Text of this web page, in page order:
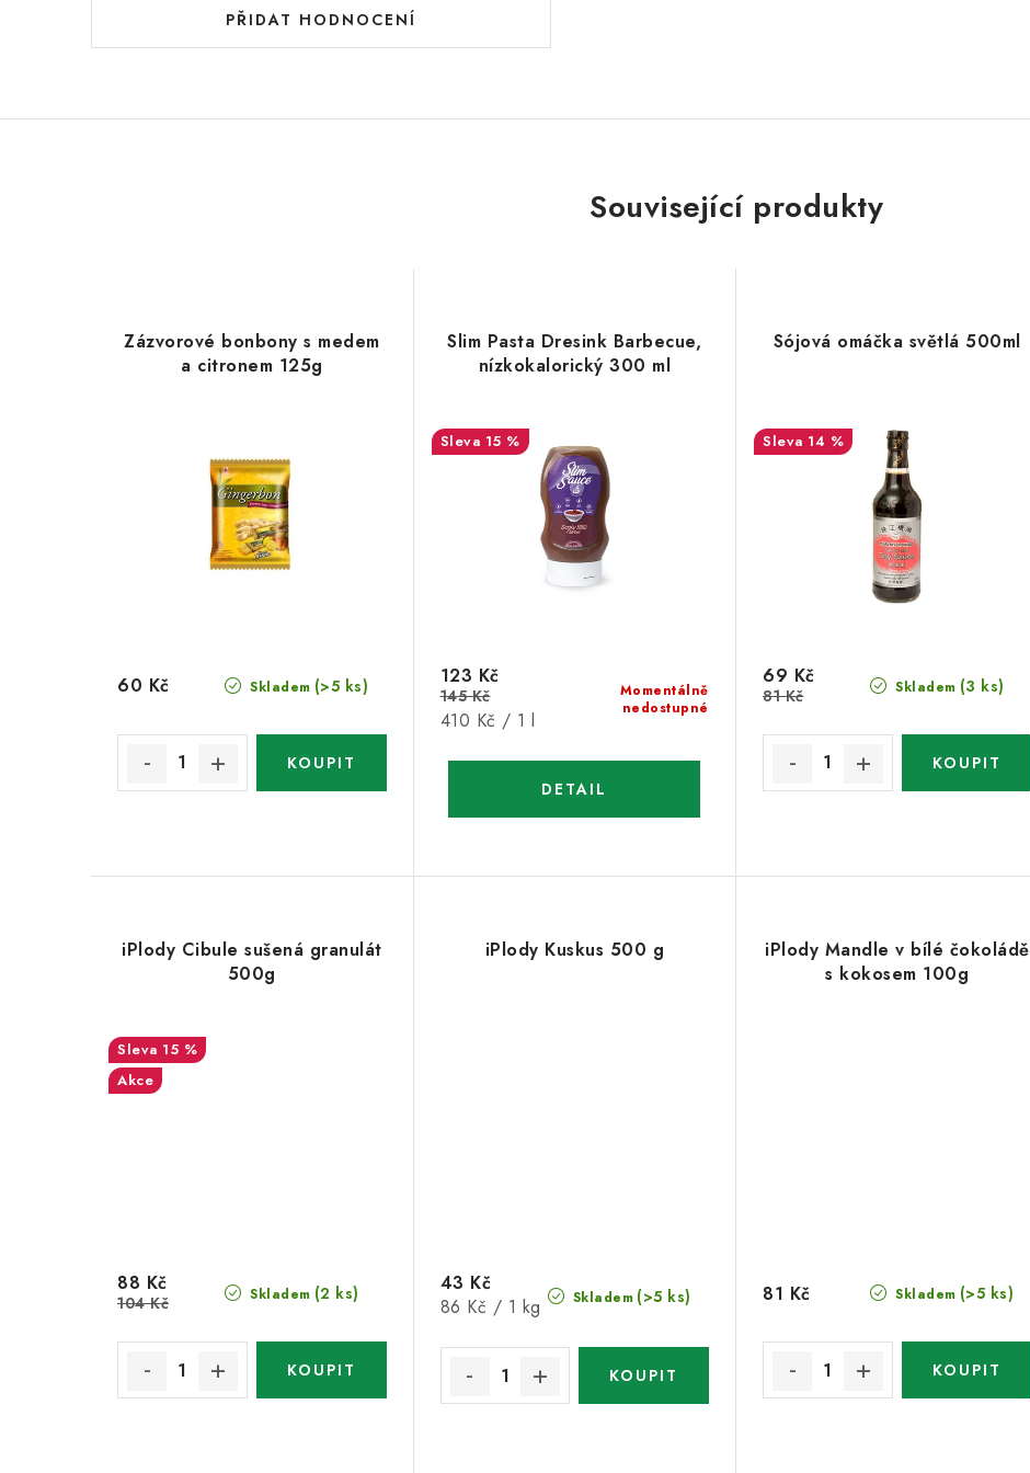
PŘIDAT HODNOCENÍ
Související produkty
Zázvorové bonbony s medem
a citronem 125g
Skladem (>5 ks)
60 Kč
Slim Pasta Dresink Barbecue,
nízkokalorický 300 ml
15 %
Momentálně
nedostupné
123 Kč
145 Kč
Měrná
410 Kč / 1 l
Sójová omáčka světlá 500ml
14 %
Skladem (3 ks)
69 Kč
81 Kč
iPlody Cibule sušená granulát
500g
15 %
Akce
Skladem (2 ks)
88 Kč
104 Kč
iPlody Kuskus 500 g
Skladem (>5 ks)
43 Kč
Měrná
86 Kč / 1 kg
iPlody Mandle v bílé čokoládě
s kokosem 100g
Skladem (>5 ks)
81 Kč